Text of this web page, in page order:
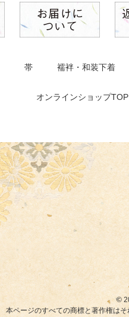
帯 襦袢・和装下着
オンラインショップTOP
©
本ページのすべての商標と著作権はそ